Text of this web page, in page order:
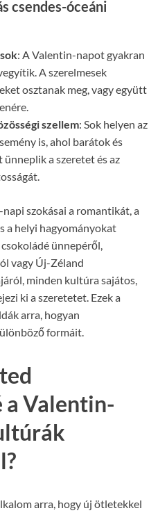
csendes-óceáni
: A Valentin-napot gyakran
A szerelmesek
osztanak meg, vagy együtt
szellem: Sok helyen az
is, ahol barátok és
a szeretet és az
szokásai a romantikát, a
a helyi hagyományokat
ünnepéről,
vagy Új-Zéland
minden kultúra sajátos,
ki a szeretetet. Ezek a
arra, hogyan
formáit.
a Valentin-
arra, hogy új ötletekkel